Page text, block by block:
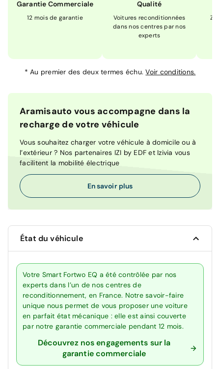
Garantie Commerciale
12 mois de garantie
Qualité
Voitures reconditionnées
dans nos centres par nos
experts
*Au premier des deux termes échu.Voir conditions.
Aramisauto vous accompagne dans la
recharge de votre véhicule
Vous souhaitez charger votre véhicule à domicile ou à
l’extérieur ? Nos partenaires IZI by EDF et Izivia vous
facilitent la mobilité électrique
En savoir plus
État du véhicule
Votre Smart Fortwo EQ a été contrôlée par nos
experts dans l’un de nos centres de
reconditionnement, en France. Notre savoir-faire
unique nous permet de vous proposer une voiture
en parfait état mécanique : elle est ainsi couverte
par notre garantie commerciale pendant 12 mois.
Découvrez nos engagements sur la
garantie commerciale